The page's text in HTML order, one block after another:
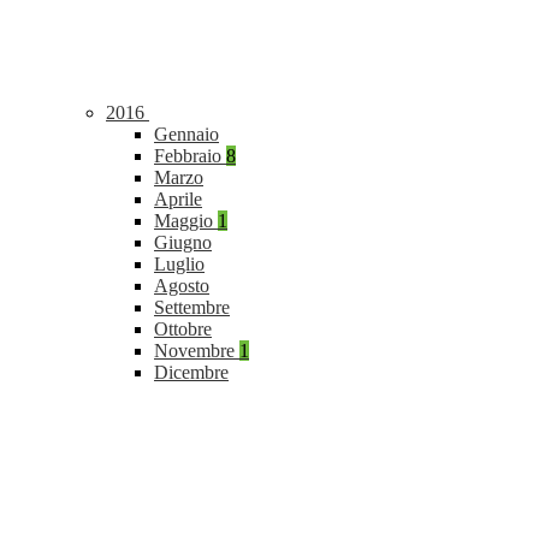
2016
Gennaio
Febbraio 8
Marzo
Aprile
Maggio 1
Giugno
Luglio
Agosto
Settembre
Ottobre
Novembre 1
Dicembre